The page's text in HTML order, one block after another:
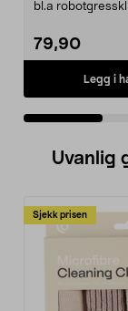
bl.a
79,90
Legg i
Uvanlig
Sjekk prisen